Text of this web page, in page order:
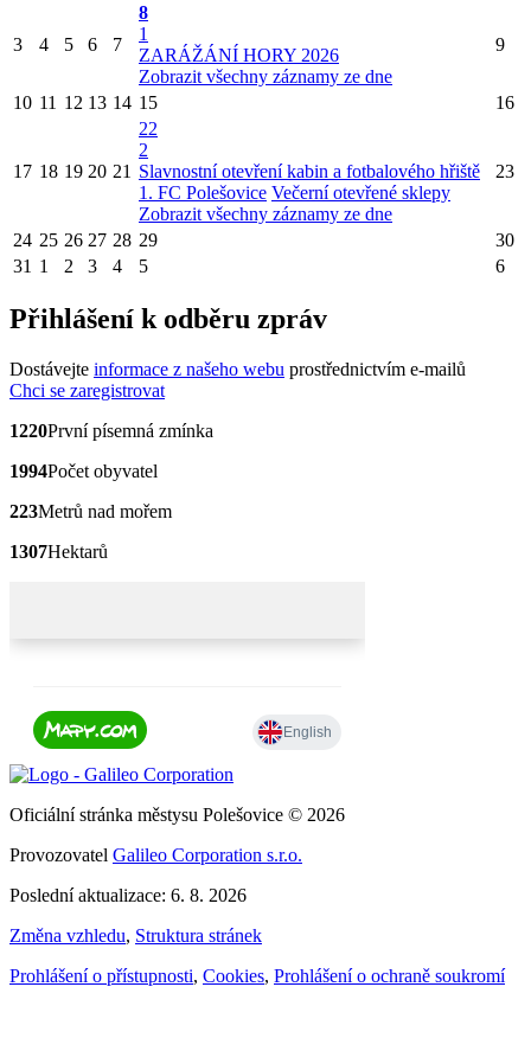
3 4 5 6 7
8
1
ZARÁŽÁNÍ HORY 2026
Zobrazit všechny záznamy ze dne
9
10 11 12 13 14 15 16
17 18 19 20 21
22
2
Slavnostní otevření kabin a fotbalového hřiště
1. FC Polešovice Večerní otevřené sklepy
Zobrazit všechny záznamy ze dne
23
24 25 26 27 28 29
30
31 1 2 3 4 5 6
Přihlášení k odběru zpráv
Dostávejte informace z našeho webu prostřednictvím e-mailů
Chci se zaregistrovat
1220První písemná zmínka
1994Počet obyvatel
223Metrů nad mořem
1307Hektarů
Oficiální stránka městysu Polešovice © 2026
Provozovatel Galileo Corporation s.r.o.
Poslední aktualizace: 6. 8. 2026
Změna vzhledu, Struktura stránek
Prohlášení o přístupnosti, Cookies, Prohlášení o ochraně soukromí